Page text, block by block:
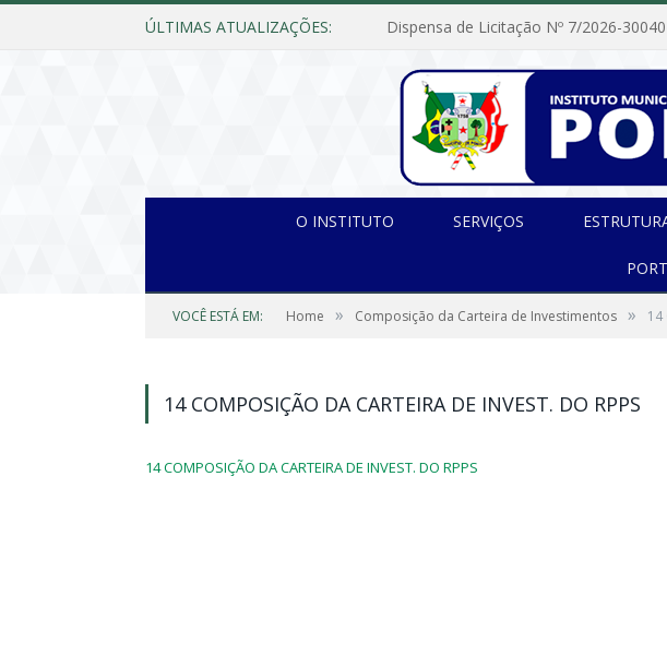
ÚLTIMAS ATUALIZAÇÕES:
O INSTITUTO SERVIÇOS
VOCÊ ESTÁ EM: Home » Composição da Carteira de Investimentos » 14
14 COMPOSIÇÃO DA CARTEIRA DE INVEST. DO RPPS
14 COMPOSIÇÃO DA CARTEIRA DE INVEST. DO RPPS